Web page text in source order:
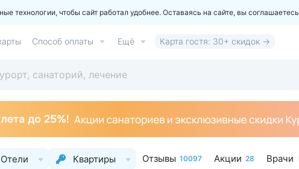
технологии, чтобы сайт работал удобнее. Оставаясь на сайте, вы соглашаетесь
Способ оплаты Ещё Карта гостя: 30+ скидок →
Отели Квартиры Отзывы 10097 Акции 28 Врачи